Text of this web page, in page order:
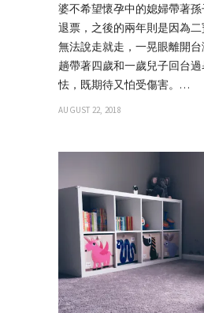
婆不希望懷孕中的媳婦帶著
退票，之後的兩年則是因為
無法說走就走，一晃眼離開
趟帶著四歲和一歲兒子回台
怯，既期待又怕受傷害。…
AUGUST 22, 2018